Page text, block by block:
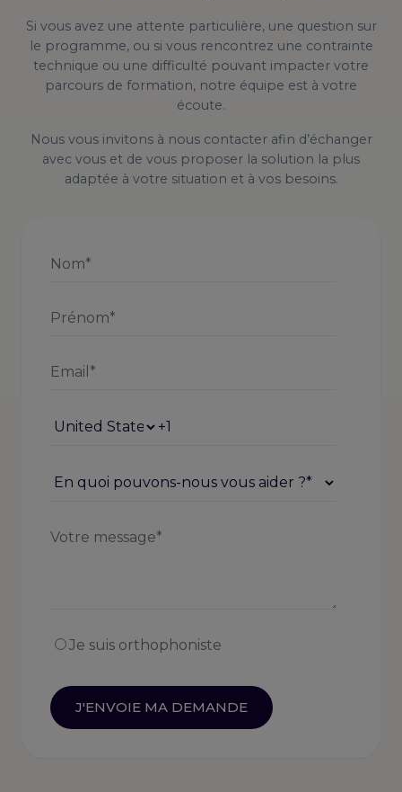
Si vous avez une attente particulière, une question sur
le programme, ou si vous rencontrez une contrainte
technique ou une difficulté pouvant impacter votre
parcours de formation, notre équipe est à votre
écoute.
Nous vous invitons à nous contacter afin d’échanger
avec vous et de vous proposer la solution la plus
adaptée à votre situation et à vos besoins.
Je suis orthophoniste